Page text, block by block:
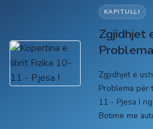
KAPITULLI
Zgjidhjet
Zgjidhjet e
Problema për
11 - Pjesa I
Botime me